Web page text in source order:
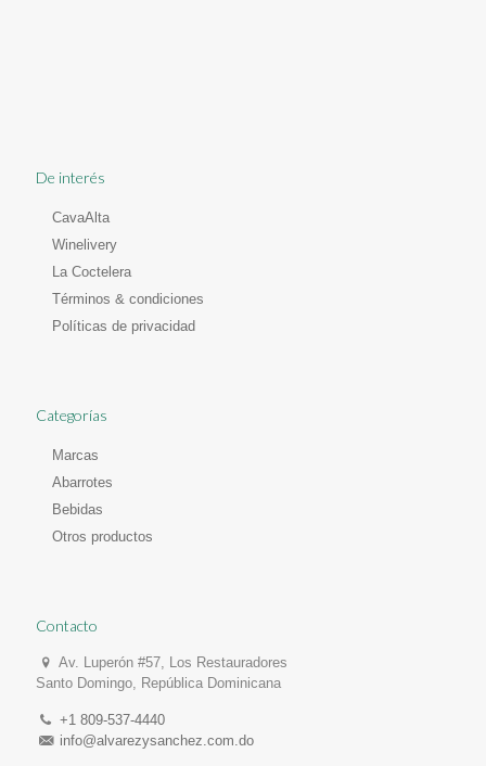
De interés
CavaAlta
Winelivery
La Coctelera
Términos & condiciones
Políticas de privacidad
Categorías
Marcas
Abarrotes
Bebidas
Otros productos
Contacto
Av. Luperón #57, Los Restauradores
Santo Domingo, República Dominicana
+1 809-537-4440
info@alvarezysanchez.com.do